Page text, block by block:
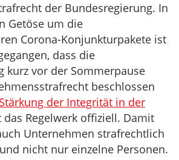
der Bundesregierung. In
Getöse um die
Corona-Konjunkturpakete ist
dass die
kurz vor der Sommerpause
beschlossen
der Integrität in der
das Regelwerk offiziell. Damit
Unternehmen strafrechtlich
nicht nur einzelne Personen.